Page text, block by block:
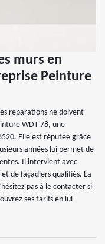
murs en
Peinture
réparations ne doivent
WDT 78, une
Elle est réputée grâce
années lui permet de
Il intervient avec
de façadiers qualifiés. La
pas à le contacter si
ses tarifs en lui